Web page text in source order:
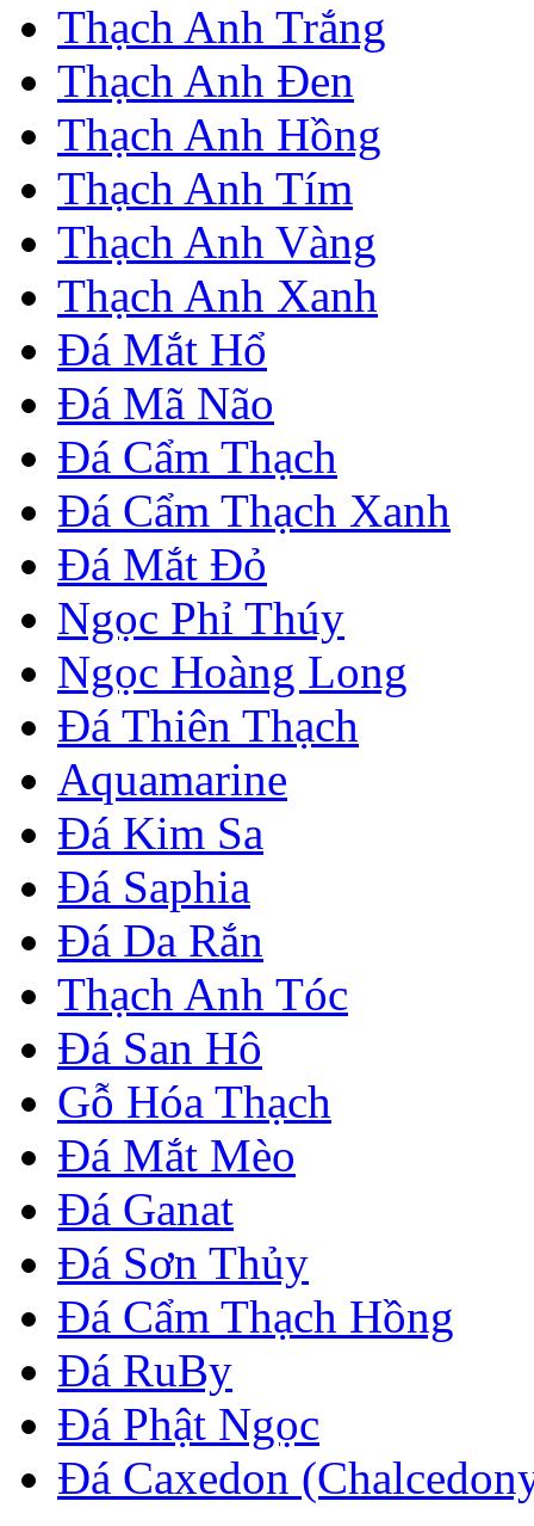
Thạch Anh Trắng
Thạch Anh Đen
Thạch Anh Hồng
Thạch Anh Tím
Thạch Anh Vàng
Thạch Anh Xanh
Đá Mắt Hổ
Đá Mã Não
Đá Cẩm Thạch
Đá Cẩm Thạch Xanh
Đá Mắt Đỏ
Ngọc Phỉ Thúy
Ngọc Hoàng Long
Đá Thiên Thạch
Aquamarine
Đá Kim Sa
Đá Saphia
Đá Da Rắn
Thạch Anh Tóc
Đá San Hô
Gỗ Hóa Thạch
Đá Mắt Mèo
Đá Ganat
Đá Sơn Thủy
Đá Cẩm Thạch Hồng
Đá RuBy
Đá Phật Ngọc
Đá Caxedon